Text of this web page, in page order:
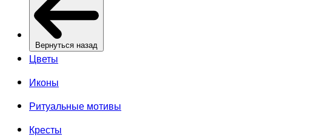
Вернуться назад
Цветы
Иконы
Ритуальные мотивы
Кресты